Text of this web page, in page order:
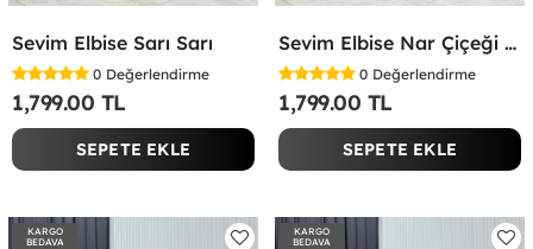
Sevim Elbise Sarı Sarı
0 Değerlendirme
1,799.00 TL
SEPETE EKLE
Sevim Elbise Nar Çiçeği Nar Çiçeği
0 Değerlendirme
1,799.00 TL
SEPETE EKLE
KARGO
BEDAVA
KARGO
BEDAVA